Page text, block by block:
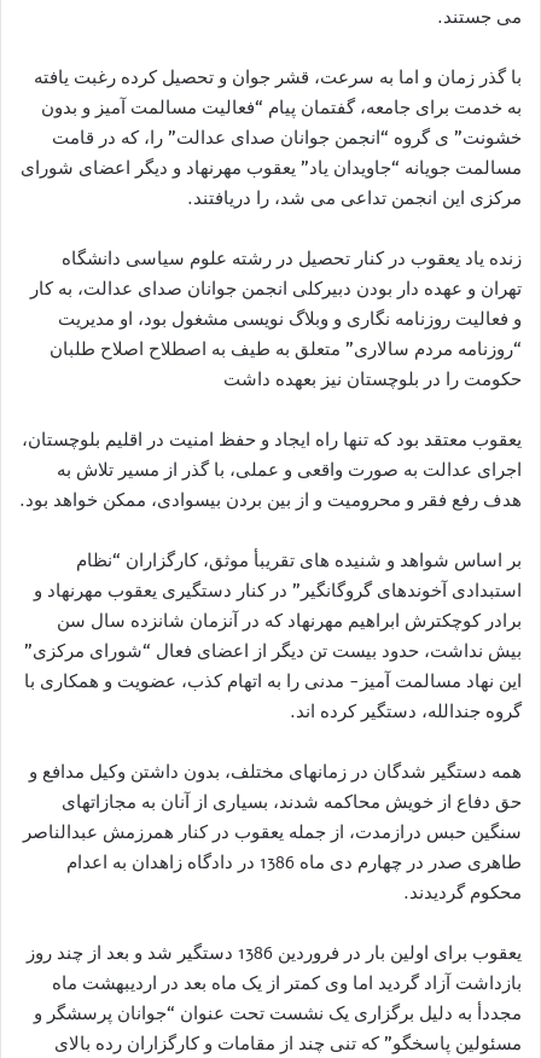
می جستند.
با گذر زمان و اما به سرعت، قشر جوان و تحصیل کرده رغبت یافته
به خدمت برای جامعه، گفتمان پیام “فعالیت مسالمت آمیز و بدون
خشونت” ی گروه “انجمن جوانان صدای عدالت” را، که در قامت
مسالمت جویانه “جاویدان یاد” یعقوب مهرنهاد و دیگر اعضای شورای
مرکزی این انجمن تداعی می شد، را دریافتند.
زنده یاد یعقوب در کنار تحصیل در رشته علوم سیاسی دانشگاه
تهران و عهده دار بودن دبیرکلی انجمن جوانان صدای عدالت، به کار
و فعالیت روزنامه نگاری و وبلاگ نویسی مشغول بود، او مدیریت
“روزنامه مردم سالاری” متعلق به طیف به اصطلاح اصلاح طلبان
حکومت را در بلوچستان نیز بعهده داشت
یعقوب معتقد بود که تنها راه ایجاد و حفظ امنیت در اقلیم بلوچستان،
اجرای عدالت به صورت واقعی و عملی، با گذر از مسیر تلاش به
هدف رفع فقر و محرومیت و از بین بردن بیسوادی، ممکن خواهد بود.
بر اساس شواهد و شنیده های تقریبأ موثق، کارگزاران “نظام
استبدادی آخوندهای گروگانگیر” در کنار دستگیری یعقوب مهرنهاد و
برادر کوچکترش ابراهیم مهرنهاد که در آنزمان شانزده سال سن
بیش نداشت، حدود بیست تن دیگر از اعضای فعال “شورای مرکزی”
این نهاد مسالمت آمیز- مدنی را به اتهام کذب، عضویت و همکاری با
گروه جندالله، دستگیر کرده اند.
همه دستگیر شدگان در زمانهای مختلف، بدون داشتن وکیل مدافع و
حق دفاع از خویش محاکمه شدند، بسیاری از آنان به مجازاتهای
سنگین حبس درازمدت، از جمله یعقوب در کنار همرزمش عبدالناصر
طاهری صدر در چهارم دی ماه 1386 در دادگاه زاهدان به اعدام
محکوم گردیدند.
یعقوب برای اولین بار در فروردین 1386 دستگیر شد و بعد از چند روز
بازداشت آزاد گردید اما وی کمتر از یک ماه بعد در اردیبهشت ماه
مجددأ به دلیل برگزاری یک نشست تحت عنوان “جوانان پرسشگر و
مسئولین پاسخگو” که تنی چند از مقامات و کارگزاران رده بالای